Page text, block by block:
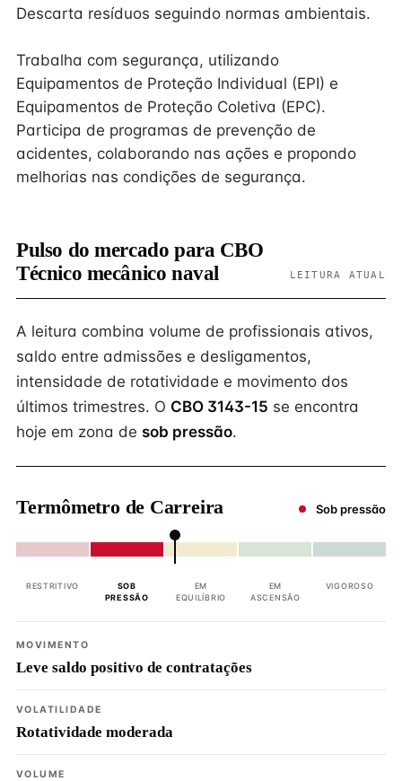
Descarta resíduos seguindo normas ambientais.
Trabalha com segurança, utilizando
Equipamentos de Proteção Individual (EPI) e
Equipamentos de Proteção Coletiva (EPC).
Participa de programas de prevenção de
acidentes, colaborando nas ações e propondo
melhorias nas condições de segurança.
Pulso do mercado para CBO
Técnico mecânico naval
LEITURA ATUAL
A leitura combina volume de profissionais ativos,
saldo entre admissões e desligamentos,
intensidade de rotatividade e movimento dos
últimos trimestres. O CBO 3143-15 se encontra
hoje em zona de sob pressão.
Termômetro de Carreira Sob pressão
RESTRITIVO
SOB
PRESSÃO
EM
EQUILÍBRIO
EM
ASCENSÃO
VIGOROSO
MOVIMENTO
Leve saldo positivo de contratações
VOLATILIDADE
Rotatividade moderada
VOLUME